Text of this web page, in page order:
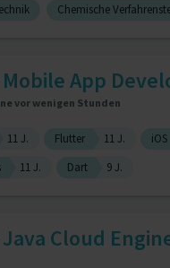
Chemische
App
vor wenigen Stunden
11 J. Flutter 11 J. iOS
11 J. Dart 9 J.
Cloud